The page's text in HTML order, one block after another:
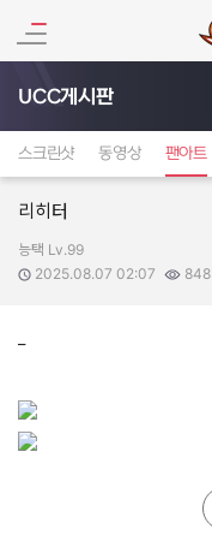
UCC게시판
스크린샷 동영상 팬아트
리히터
작성자:
능택 Lv.99
작성일:
2025.08.07 02:07
조회수:
848
추천수: